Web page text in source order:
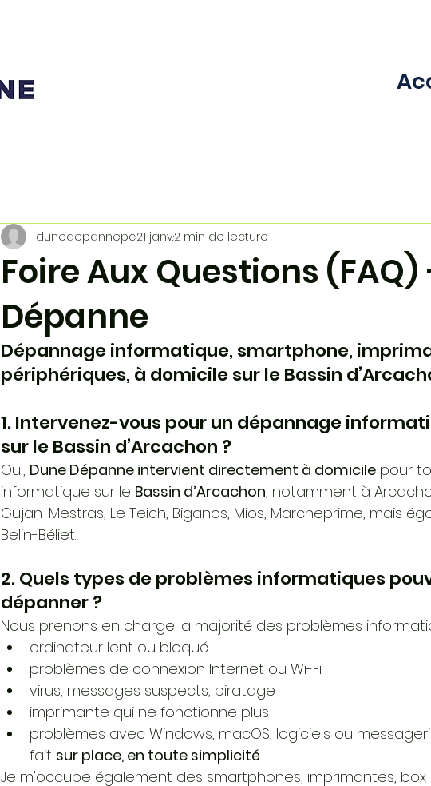
Foire Aux Questions (FAQ)
Dépanne
dunedepannepc21 janv.2 min de lecture
Dépannage informatique, smartphone,
périphériques, à domicile sur le Bassin
1. Intervenez-vous pour un dépannage
sur le Bassin d’Arcachon ?
Oui, Dune Dépanne intervient directement à domicile pour
informatique sur le Bassin d’Arcachon, notamment à
Gujan-Mestras, Le Teich, Biganos, Mios, Marcheprime, mais
Belin-Béliet.
2. Quels types de problèmes informatiques
dépanner ?
Nous prenons en charge la majorité des problèmes
ordinateur lent ou bloqué
problèmes de connexion Internet ou Wi-Fi
virus, messages suspects, piratage
imprimante qui ne fonctionne plus
problèmes avec Windows, macOS, logiciels ou
fait sur place, en toute simplicité.
Je m'occupe également des smartphones, imprimantes,